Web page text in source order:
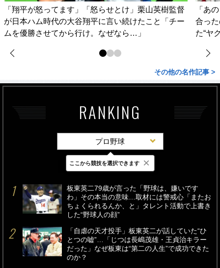
「翔平が怒ってます」「怒らせとけ」栗山英樹監督
が日本ハム時代の大谷翔平に言い続けたこと「チー
ムを優勝させてから行け。なぜなら…」
「あ
合っ
た“ヤ
その他の名作記事 >
RANKING
プロ野球
最新 24時間 週間
板東英二79歳が言った「野球は、嫌いです
わ」その本当の意味…取材には警戒心「またお
ちょくられるんか、と」タレント活動で上書き
した“野球人の顔”
「自虐の天才投手」板東英二が話していた“ひ
とつの嘘”…「じつは長嶋茂雄・王貞治キラー
だった」なぜ板東は“第二の人生”で成功できた
のか？
ここから競技を選択できます ×